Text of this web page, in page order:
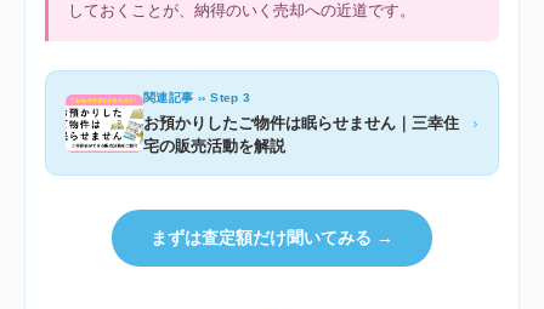
しておくことが、納得のいく売却への近道です。
関連記事 ›› Step 3
お預かりしたご物件は眠らせません｜三幸住
宅の販売活動を解説
›
まずは査定額だけ聞いてみる →